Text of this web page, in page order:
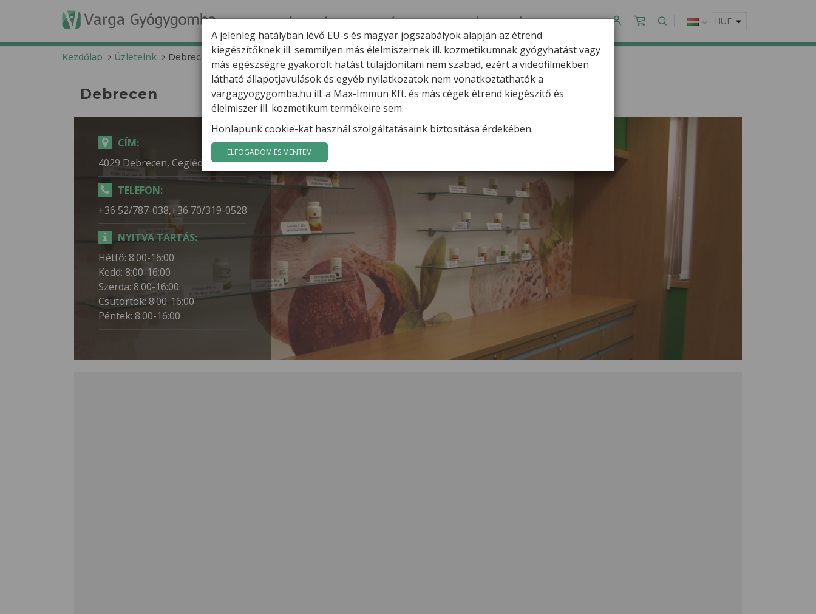
TERMÉKEK HÍREK VARGA GÁBOR FILMEK GYÓGYGOMBÁK KAPCSOLAT
Kezdőlap Üzleteink Debrecen
Debrecen
CÍM:
4029 Debrecen, Cegléd u. 2.
TELEFON:
+36 52/787-038,+36 70/319-0528
NYITVA TARTÁS:
Hétfő: 8:00-16:00
Kedd: 8:00-16:00
Szerda: 8:00-16:00
Csütörtök: 8:00-16:00
Péntek: 8:00-16:00
A jelenleg hatályban lévő EU-s és magyar jogszabályok alapján az étrend
kiegészítőknek ill. semmilyen más élelmiszernek ill. kozmetikumnak gyógyhatást vagy
más egészségre gyakorolt hatást tulajdonítani nem szabad, ezért a videofilmekben
látható állapotjavulások és egyéb nyilatkozatok nem vonatkoztathatók a
vargagyogygomba.hu ill. a Max-Immun Kft. és más cégek étrend kiegészítő és
élelmiszer ill. kozmetikum termékeire sem.
Honlapunk cookie-kat használ szolgáltatásaink biztosítása érdekében.
ELFOGADOM ÉS MENTEM